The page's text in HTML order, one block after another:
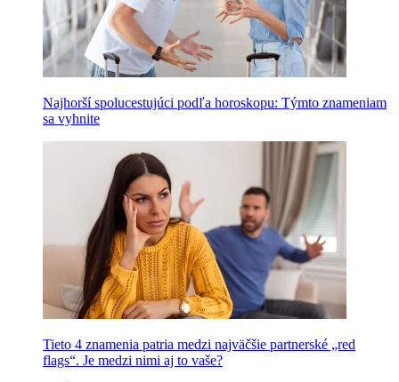
Najhorší spolucestujúci podľa horoskopu: Týmto znameniam
sa vyhnite
Tieto 4 znamenia patria medzi najväčšie partnerské „red
flags“. Je medzi nimi aj to vaše?